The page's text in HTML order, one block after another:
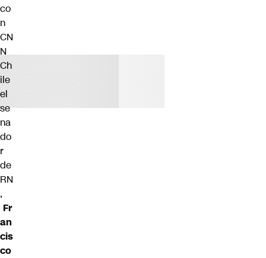
co
n
CN
N
Ch
ile
el
se
na
do
r
de
RN
,
Fr
an
cis
co